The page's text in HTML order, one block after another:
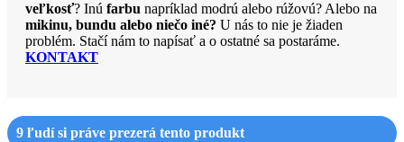
veľkosť? Inú farbu napríklad modrú alebo rúžovú? Alebo na
mikinu, bundu alebo niečo iné? U nás to nie je žiaden
problém. Stačí nám to napísať a o ostatné sa postaráme.
KONTAKT
9 ľudí si práve prezerá tento produkt